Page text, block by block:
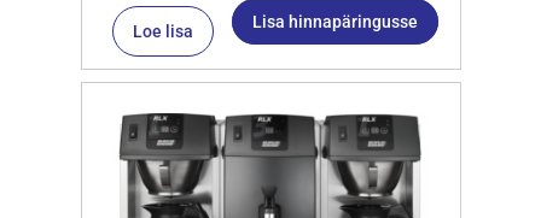
Loe lisa Lisa hinnapäringusse